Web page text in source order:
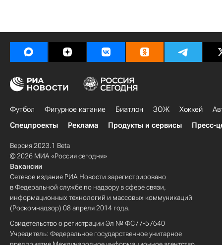
Футбол Фигурное катание Биатлон ЗОЖ Хоккей
Спецпроекты
Реклама Продукты и сервисы Пресс-
Версия 2023.1 Beta
© 2026 МИА «Россия сегодня»
Вакансии
Сетевое издание РИА Новости зарегистрировано
в Федеральной службе по надзору в сфере связи,
информационных технологий и массовых коммуникаций
(Роскомнадзор) 08 апреля 2014 года.
Свидетельство о регистрации Эл № ФС77-57640
Учредитель: Федеральное государственное унитарное